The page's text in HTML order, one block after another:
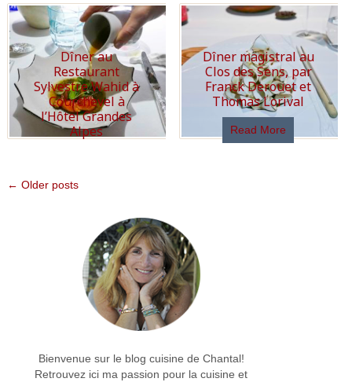
Dîner au
Restaurant
Sylvestre Wahid à
Courchevel à
l’Hôtel Grandes
Alpes
Dîner magistral au
Clos des Sens, par
Franck Derouet et
Thomas Lorival
Read More
← Older posts
Bienvenue sur le blog cuisine de Chantal!
Retrouvez ici ma passion pour la cuisine et